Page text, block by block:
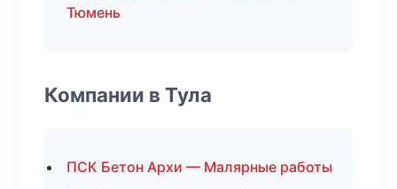
Тюмень
Компании в Тула
ПСК Бетон Архи — Малярные работы